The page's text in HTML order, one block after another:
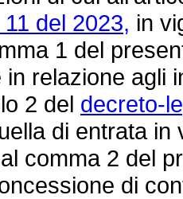
del 2023, in
1 del
relazione agli
2 del decreto-
di entrata
comma 2 del
di